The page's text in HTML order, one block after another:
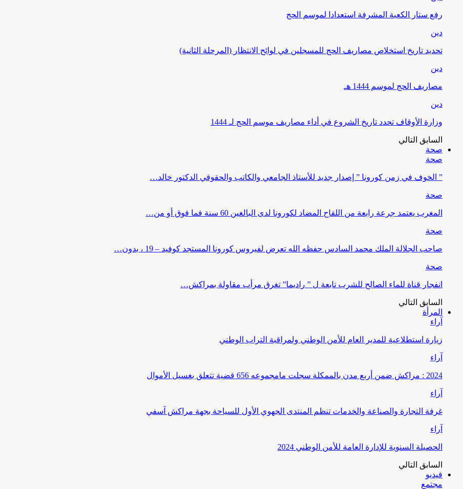
رفع ستار الكعبة المشرفة استعدادا لموسم الحج
دين
تحديد تاريخ استخلاص مصاريف الحج للمسجلين في لوائح الانتظار (المرحلة الثانية)
دين
مصاريف الحج لموسم 1444 هـ
دين
وزارة الأوقاف تحدد تاريخ الشروع في أداء مصاريف موسم الحج لـ 1444
السابق التالي
صحة
صحة
” الخوف في زمن كورونا ” إصدار جديد للأستاذ الجامعي والكاتب والحقوقي الدكتور خالد…
صحة
المغرب يعتمد جرعة رابعة من اللقاح المضاد لكورونا لدى البالغين 60 سنة فما فوق أو من…
صحة
صاحب الجلالة الملك محمد السادس حفظه الله تعرض لفيروس كورونا المستجد كوفيد – 19 ، بدون…
صحة
انفجار قناة للماء الصالح للشرب تابعة ل ” راديما” تغرق مرأب مقاولة بمراكش…
السابق التالي
المرأة
آراء
زيارة استطلاعية للمدير العام للأمن الوطني ولمراقبة التراب الوطني
آراء
2024 : مراكش ضمن أربع مدن بالممكلة سجلت مامجموعه 656 قضية تتعلق بغسيل الأموال
آراء
غرفة التجارة والصناعة والخدمات تنظم المنتدى الجهوي الأول للسياحة بجهة مراكش آسفي
آراء
الحصيلة السنوية للإدارة العامة للأمن الوطني 2024
السابق التالي
فيديو
مجتمع